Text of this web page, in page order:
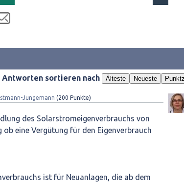
Antworten sortieren nach Älteste Neueste
Jungemann (200 Punkte)
des Solarstromeigenverbrauchs von
eine Vergütung für den Eigenverbrauch
ist für Neuanlagen, die ab dem